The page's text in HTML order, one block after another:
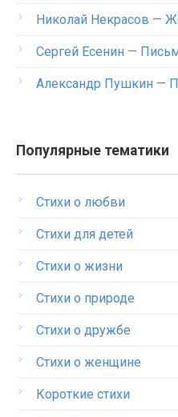
Николай Некрасов —
Сергей Есенин —
Александр Пушкин —
Популярные тематики
Стихи о любви
Стихи для детей
Стихи о жизни
Стихи о природе
Стихи о дружбе
Стихи о женщине
Короткие стихи